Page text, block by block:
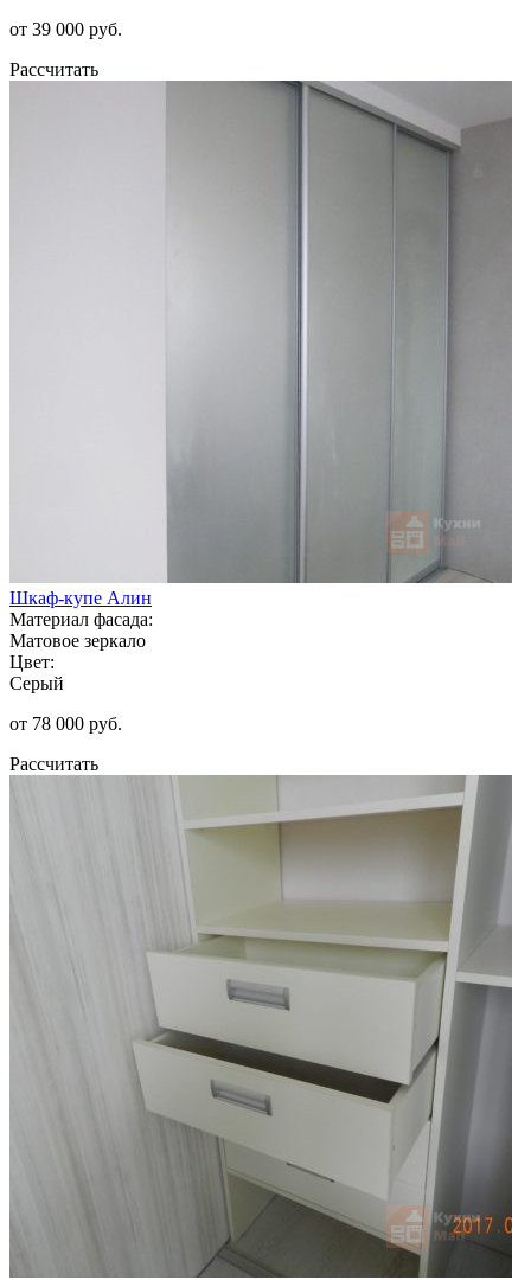
от 39 000 руб.
Рассчитать
Шкаф-купе Алин
Материал фасада:
Матовое зеркало
Цвет:
Серый
от 78 000 руб.
Рассчитать